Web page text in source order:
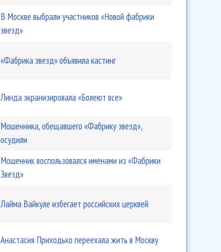
В Москве выбрали участников «Новой фабрики
звезд»
«Фабрика звезд» объявила кастинг
Линда экранизировала «Болеют все»
Мошенника, обещавшего «Фабрику звезд»,
осудили
Мошенник воспользовался именами из «Фабрики
Звезд»
Лайма Вайкуле избегает российских церквей
Анастасия Приходько переехала жить в Москву